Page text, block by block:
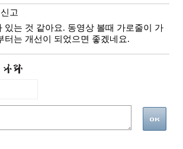
신고
있는 것 같아요. 동영상 볼때 가로줄이 가
터는 개선이 되었으면 좋겠네요.